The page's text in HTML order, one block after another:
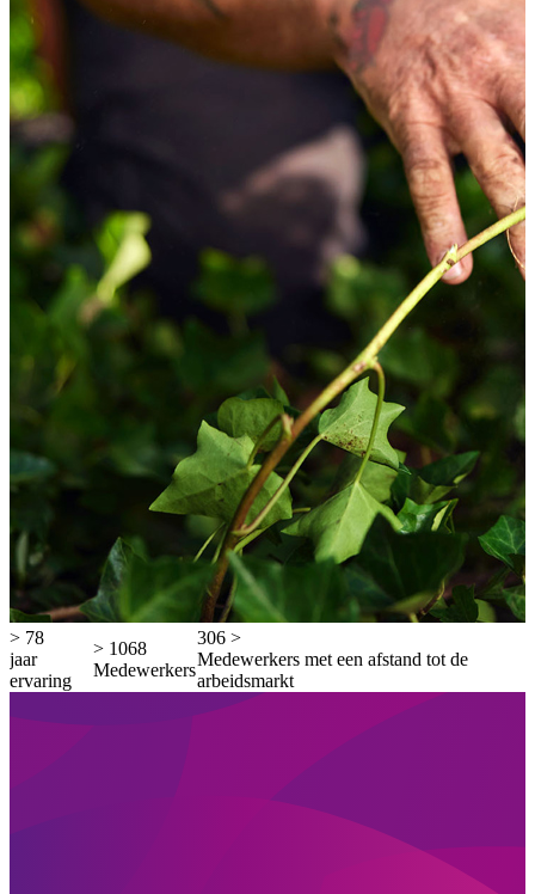
> 80
jaar
ervaring
> 1100
Medewerkers
315 >
Medewerkers met een afstand tot de
arbeidsmarkt